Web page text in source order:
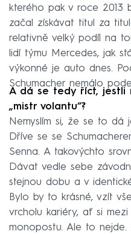
kterého pak v roce 2013
začal získávat titul za
relativně velký podíl na
lidí týmu Mercedes, jak
výkonné je auto dnes.
Schumacher nemálo
A dá se tedy říct, jestli
„mistr volantu“?
Nemyslím si, že se to dá
Dříve se se
Senna. A takovýchto
Dávat vedle sebe
stejnou dobu a v
Bylo by to krásné, vzít
vrcholu kariéry, ať si
monopostu. Ale to